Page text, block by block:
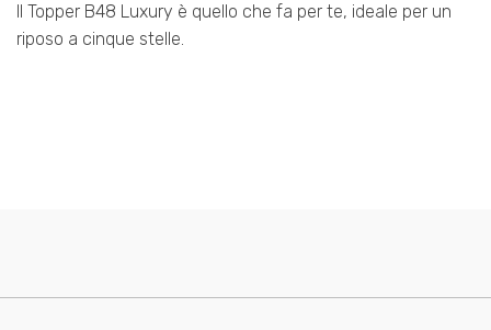
Il Topper B48 Luxury è quello che fa per te, ideale per un
riposo a cinque stelle.